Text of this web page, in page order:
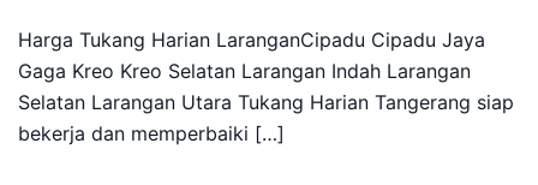
Harga Tukang Harian LaranganCipadu Cipadu Jaya
Gaga Kreo Kreo Selatan Larangan Indah Larangan
Selatan Larangan Utara Tukang Harian Tangerang siap
bekerja dan memperbaiki […]